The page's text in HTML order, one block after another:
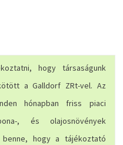
hogy társaságunk
a Galldorf ZRt-vel. Az
hónapban friss piaci
, és olajosnövények
benne, hogy a tájékoztató